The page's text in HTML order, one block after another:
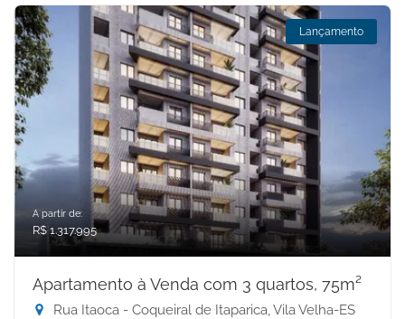
Lançamento
A partir de:
R$ 1.317.995
Apartamento à Venda com 3 quartos, 75m²
Rua Itaoca - Coqueiral de Itaparica, Vila Velha-ES